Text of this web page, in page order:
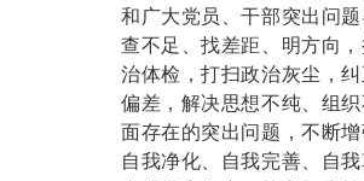
和广大党员、干部突出问题
查不足、找差距、明方向
治体检，打扫政治灰尘，
偏差，解决思想不纯、组
面存在的突出问题，不断
自我净化、自我完善、自我